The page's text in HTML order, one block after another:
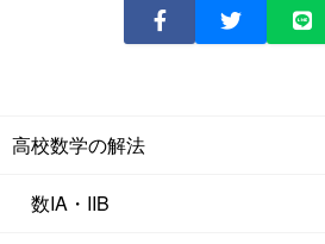
高校数学の解法
数IA・IIB